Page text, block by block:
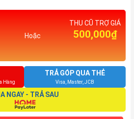
Hoặc
THU CŨ TRỢ GIÁ
500,000₫
Hàng
TRẢ GÓP QUA THẺ
Visa, Master, JCB
NGAY - TRẢ SAU